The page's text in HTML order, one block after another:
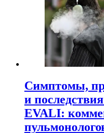
Симптомы,
и
EVALI: